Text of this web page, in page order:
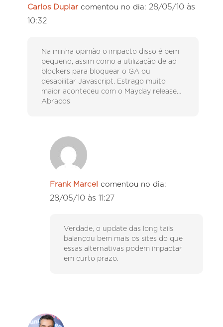
Carlos Duplar comentou no dia: 28/05/10 às
10:32
Na minha opinião o impacto disso é bem
pequeno, assim como a utilização de ad
blockers para bloquear o GA ou
desabilitar Javascript. Estrago muito
maior aconteceu com o Mayday release…
Abraços
Frank Marcel comentou no dia:
28/05/10 às 11:27
Verdade, o update das long tails
balançou bem mais os sites do que
essas alternativas podem impactar
em curto prazo.